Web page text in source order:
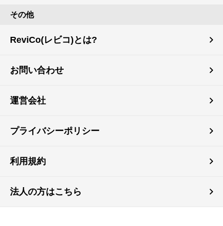
その他
ReviCo(レビコ)とは?
お問い合わせ
運営会社
プライバシーポリシー
利用規約
法人の方はこちら